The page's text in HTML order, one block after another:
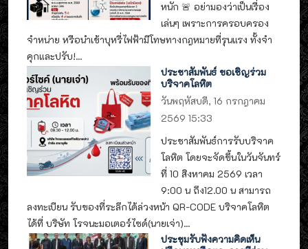
หนัก 🚨 อย่ามองว่าเป็นเรื่อง
เล่นๆ เพราะการครอบครอง
จำหน่าย หรือนำเข้าบุหรี่ไฟฟ้ามีโทษทางกฎหมายที่รุนแรง ทั้งจำ
คุกและปรับ!...
ประชาสัมพันธ์ ขอเชิญร่วม
บริจาคโลหิต
วันพฤหัสบดี, 16 กรกฎาคม
2569 15:33
ประชาสัมพันธ์การรับบริจาค
โลหิต โดยจะจัดขึ้นในวันจันทร์
ที่ 10 สิงหาคม 2569 เวลา
9:00 น ถึง12.00 น สามารถ
ลงทะเบียน รับของที่ระลึกได้ล่วงหน้า QR-CODE บริจาคโลหิต
ได้ที่ บริษัท โรจนะมอเตอร์ไซด์(นายเจ่า)...
ประชุมรับฟังความคิดเห็น